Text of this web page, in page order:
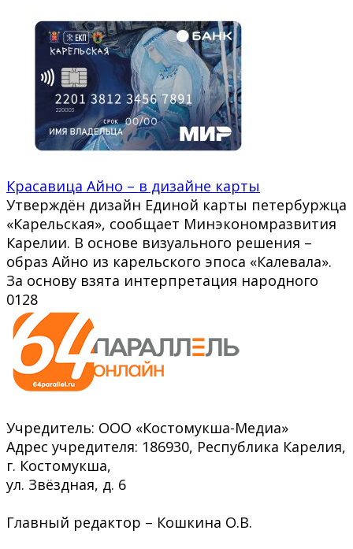
Красавица Айно – в дизайне карты
Утверждён дизайн Единой карты петербуржца
«Карельская», сообщает Минэкономразвития
Карелии. В основе визуального решения –
образ Айно из карельского эпоса «Калевала».
За основу взята интерпретация народного
0128
Учредитель: ООО «Костомукша-Медиа»
Адрес учредителя: 186930, Республика Карелия,
г. Костомукша,
ул. Звёздная, д. 6
Главный редактор – Кошкина О.В.